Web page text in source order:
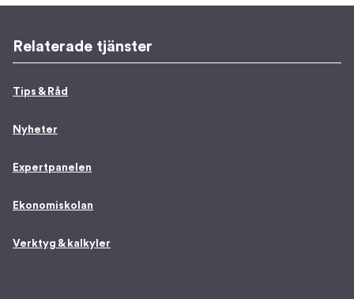
Relaterade tjänster
Tips & Råd
Nyheter
Expertpanelen
Ekonomiskolan
Verktyg & kalkyler